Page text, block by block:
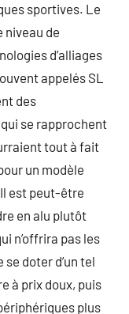
sportives. Le
niveau de
d’alliages
appelés SL
des
se rapprochent
tout à fait
un modèle
est peut-être
en alu plutôt
n’offrira pas les
doter d’un tel
à prix doux, puis
plus